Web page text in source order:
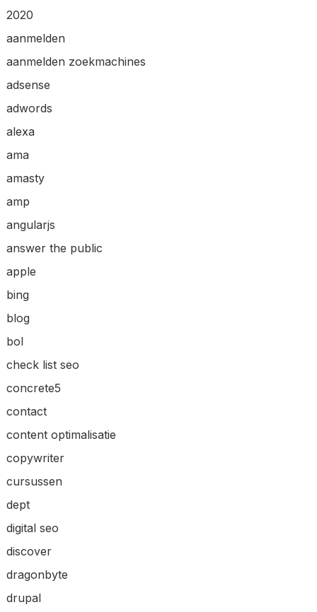
2020
aanmelden
aanmelden zoekmachines
adsense
adwords
alexa
ama
amasty
amp
angularjs
answer the public
apple
bing
blog
bol
check list seo
concrete5
contact
content optimalisatie
copywriter
cursussen
dept
digital seo
discover
dragonbyte
drupal